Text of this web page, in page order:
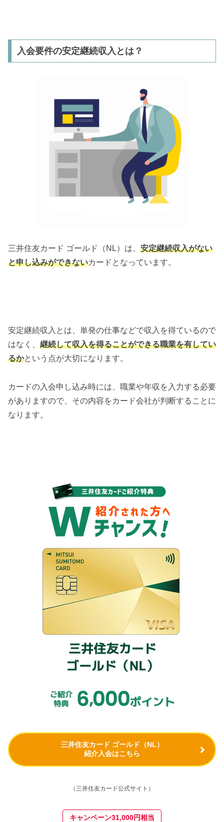
入会要件の安定継続収入とは？
三井住友カード ゴールド（NL）は、 安定継続収入がない
と申し込みができないカードとなっています。
安定継続収入とは、単発の仕事などで収入を得ているので
はなく、 継続して収入を得ることができる職業を有してい
るかという点が大切になります。
カードの入会申し込み時には、職業や年収を入力する必要
がありますので、その内容をカード会社が判断することに
なります。
三井住友カード ゴールド（NL）
紹介入会はこちら
（三井住友カード公式サイト）
キャンペーン31,000円相当